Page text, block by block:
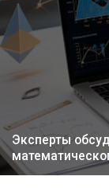
Эксперты